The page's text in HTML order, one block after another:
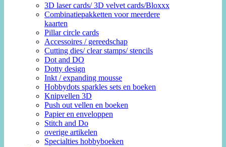
3D laser cards/ 3D velvet cards/Bloxxx
Combinatiepakketten voor meerdere
kaarten
Pillar circle cards
Accessoires / gereedschap
Cutting dies/ clear stamps/ stencils
Dot and DO
Dotty design
Inkt / expanding mousse
Hobbydots sparkles sets en boeken
Knipvellen 3D
Push out vellen en boeken
Papier en enveloppen
Stitch and Do
overige artikelen
Specialties hobbyboeken